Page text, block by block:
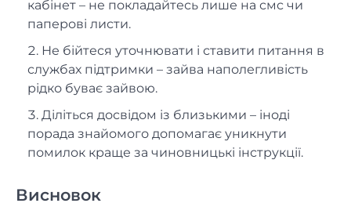
кабінет – не покладайтесь лише на смс чи
паперові листи.
Не бійтеся уточнювати і ставити питання в
службах підтримки – зайва наполегливість
рідко буває зайвою.
Діліться досвідом із близькими – іноді
порада знайомого допомагає уникнути
помилок краще за чиновницькі інструкції.
Висновок